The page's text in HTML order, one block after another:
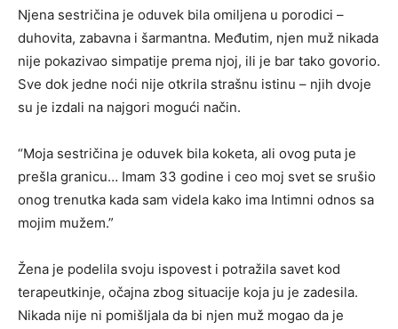
Njena sestričina je oduvek bila omiljena u porodici –
duhovita, zabavna i šarmantna. Međutim, njen muž nikada
nije pokazivao simpatije prema njoj, ili je bar tako govorio.
Sve dok jedne noći nije otkrila strašnu istinu – njih dvoje
su je izdali na najgori mogući način.
“Moja sestričina je oduvek bila koketa, ali ovog puta je
prešla granicu… Imam 33 godine i ceo moj svet se srušio
onog trenutka kada sam videla kako ima Intimni odnos sa
mojim mužem.”
Žena je podelila svoju ispovest i potražila savet kod
terapeutkinje, očajna zbog situacije koja ju je zadesila.
Nikada nije ni pomišljala da bi njen muž mogao da je